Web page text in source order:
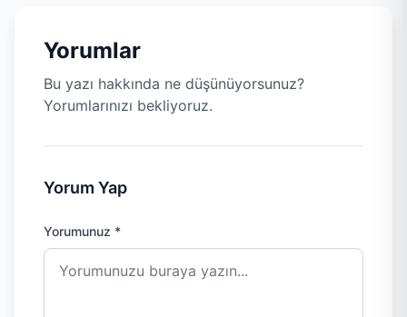
Yorumlar
Bu yazı hakkında ne düşünüyorsunuz?
Yorumlarınızı bekliyoruz.
Yorum Yap
Yorumunuz *